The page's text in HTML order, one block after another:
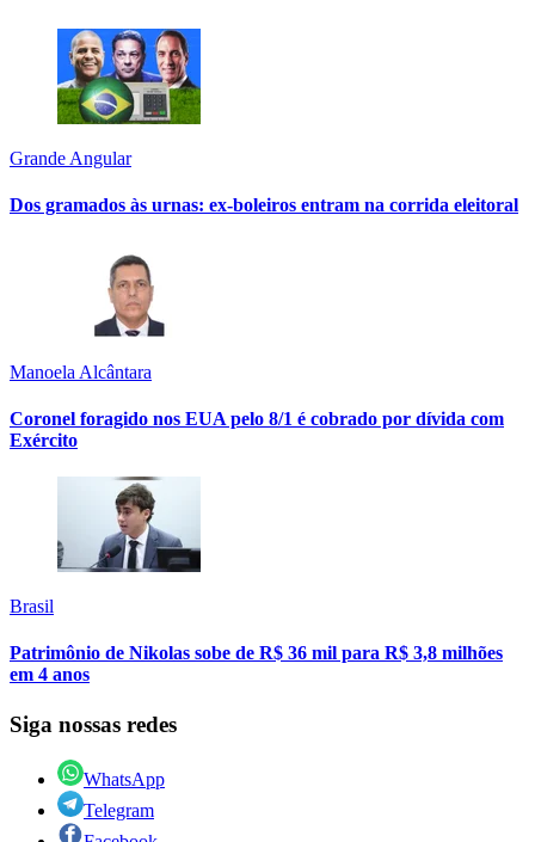
Grande Angular
Dos gramados às urnas: ex-boleiros entram na corrida eleitoral
Manoela Alcântara
Coronel foragido nos EUA pelo 8/1 é cobrado por dívida com
Exército
Brasil
Patrimônio de Nikolas sobe de R$ 36 mil para R$ 3,8 milhões
em 4 anos
Siga nossas redes
WhatsApp
Telegram